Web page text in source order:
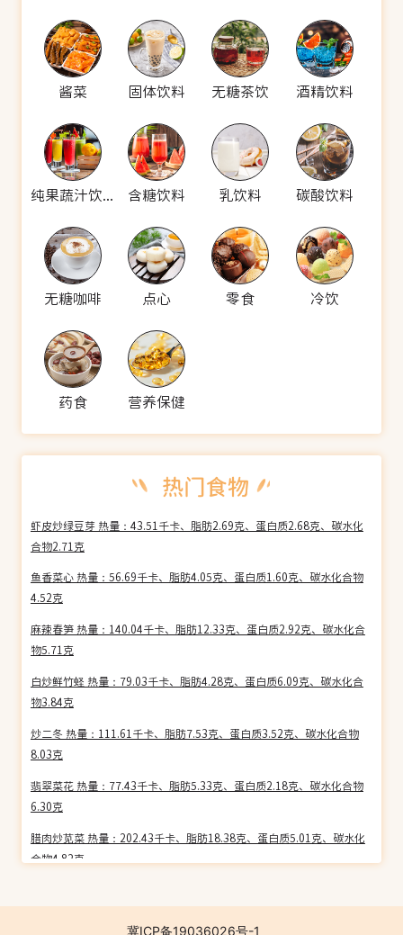
酱菜 固体饮料 无糖茶饮 酒精饮料
纯果蔬汁饮料 含糖饮料 乳饮料 碳酸饮料
无糖咖啡 点心 零食 冷饮
药食 营养保健
虾皮炒绿豆芽 热量：43.51千卡、脂肪2.69克、蛋白质2.68克、碳水化
合物2.71克
鱼香菜心 热量：56.69千卡、脂肪4.05克、蛋白质1.60克、碳水化合物
4.52克
麻辣春笋 热量：140.04千卡、脂肪12.33克、蛋白质2.92克、碳水化合
物5.71克
白炒鲜竹蛏 热量：79.03千卡、脂肪4.28克、蛋白质6.09克、碳水化合
物3.84克
炒二冬 热量：111.61千卡、脂肪7.53克、蛋白质3.52克、碳水化合物
8.03克
翡翠菜花 热量：77.43千卡、脂肪5.33克、蛋白质2.18克、碳水化合物
6.30克
腊肉炒苋菜 热量：202.43千卡、脂肪18.38克、蛋白质5.01克、碳水化
合物4.82克
物3.14克
冀ICP备19036026号-1